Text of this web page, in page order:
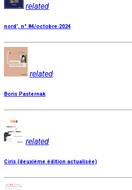
related
nord', n° 84/octobre 2024
related
Boris Pasternak
related
Ciris (deuxième édition actualisée)